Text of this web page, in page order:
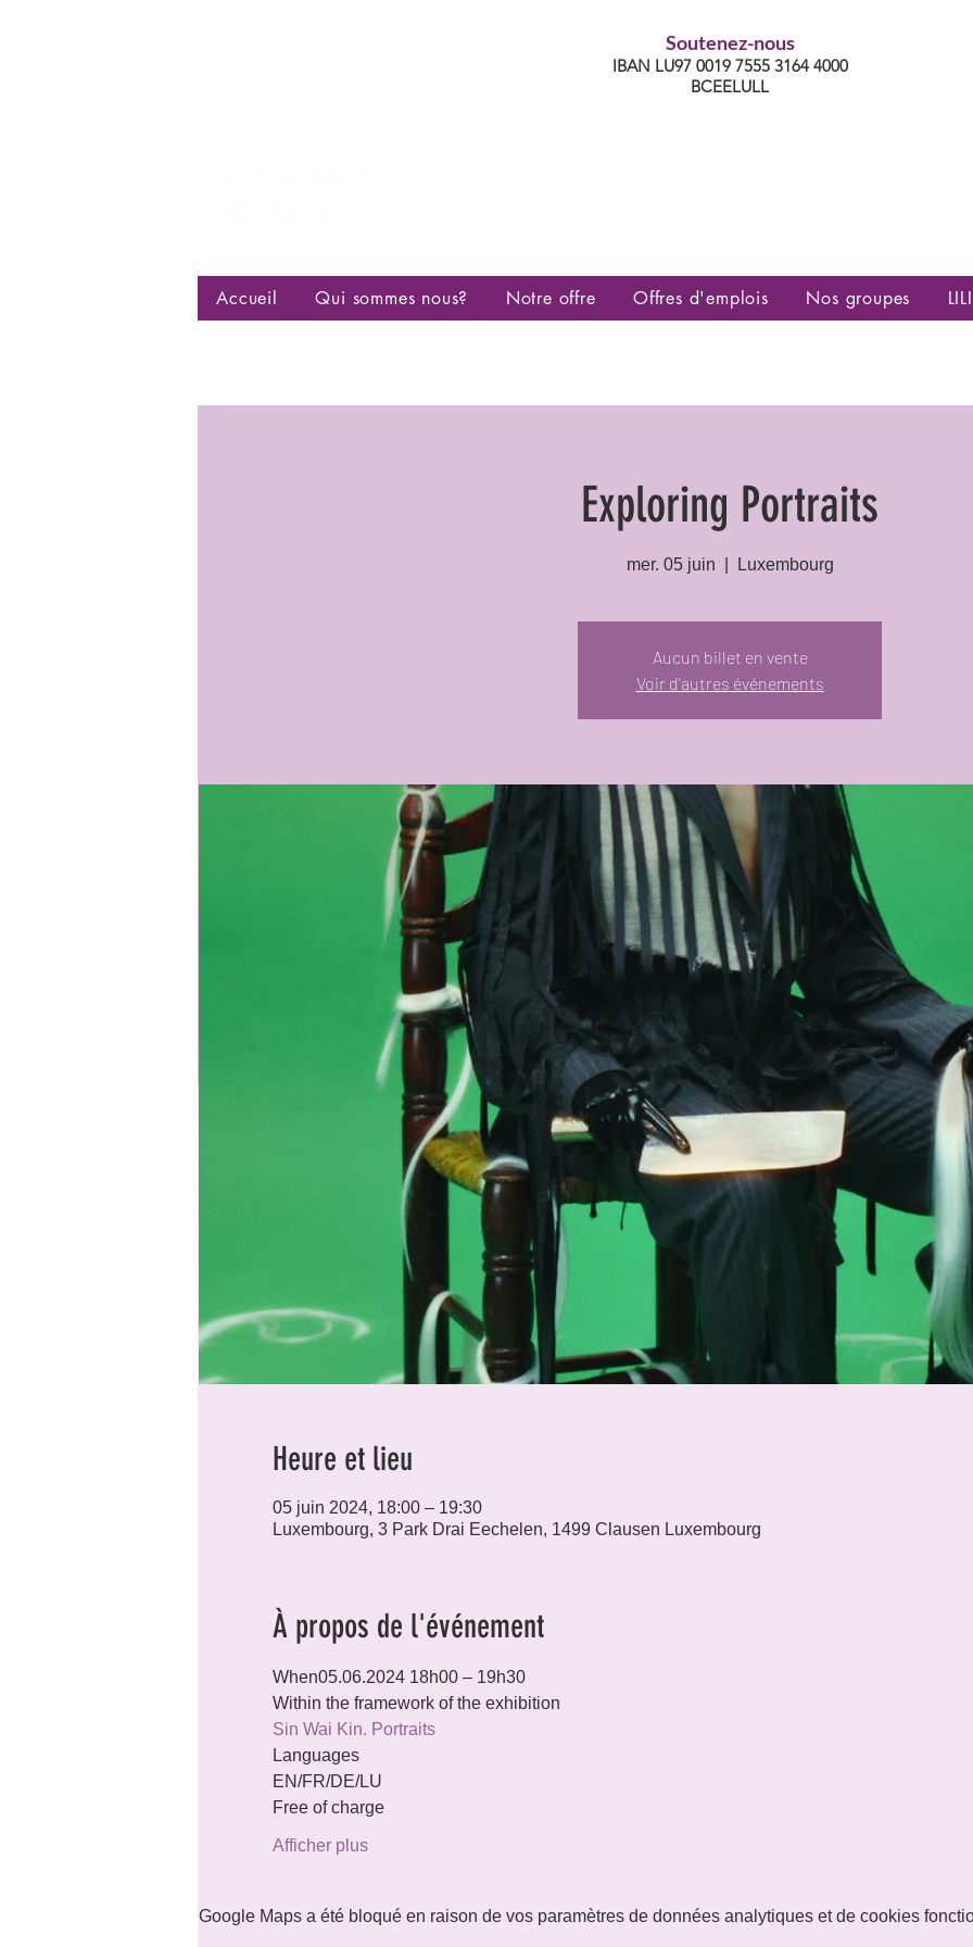
Soutenez-nous
IBAN LU97 0019 7555 3164 4000
BCEELULL
Accueil Qui sommes nous? Notre offre Offres d'emplois Nos groupes LILI
Exploring Portraits
mer. 05 juin Luxembourg
Aucun billet en vente
Voir d'autres événements
Heure et lieu
05 juin 2024, 18:00 – 19:30
Luxembourg, 3 Park Drai Eechelen, 1499 Clausen Luxembourg
À propos de l'événement
When05.06.2024 18h00 – 19h30
Within the framework of the exhibition
Sin Wai Kin. Portraits
Languages
EN/FR/DE/LU
Free of charge
Afficher plus
Google Maps a été bloqué en raison de vos paramètres de données analytiques et de cookies